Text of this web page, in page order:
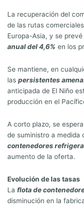
La recuperación del
de las rutas
Europa-Asia, y se
anual del 4,6% en los
Se mantiene, en
las persistentes
anticipada de El Niño
producción en el
A corto plazo, se
de suministro a medida
contenedores
aumento de la oferta.
Evolución de las tasas
La flota de
disminución en la